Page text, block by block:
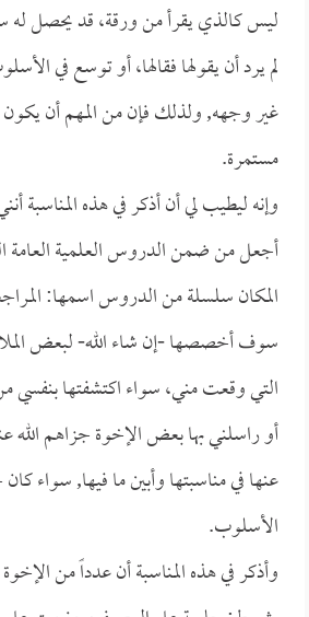
ليس كالذي يقرأ من ورقة، قد يحصل له
لم يرد أن يقولها فقالها، أو توسع في
غير وجهه, ولذلك فإن من المهم أن
مستمرة.
وإنه ليطيب لي أن أذكر في هذه المناسبة
أجعل من ضمن الدروس العلمية العامة
المكان سلسلة من الدروس اسمها:
سوف أخصصها -إن شاء الله- لبعض
التي وقعت مني، سواء اكتشفتها
أو راسلني بها بعض الإخوة جزاهم
عنها في مناسبتها وأبين ما فيها, سواء
الأسلوب.
وأذكر في هذه المناسبة أن عدداً من الإخوة